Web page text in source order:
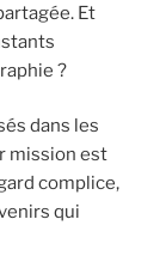
Et
?
dans les
mission est
complice,
qui